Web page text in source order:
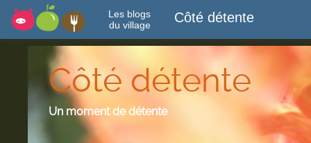
Les blogs
du village
Côté détente
Côté détente
Un moment de détente